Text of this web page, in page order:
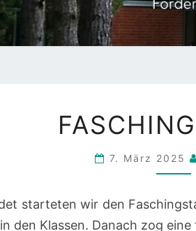
7. März 2025
starteten wir den
den Klassen. Danach zog